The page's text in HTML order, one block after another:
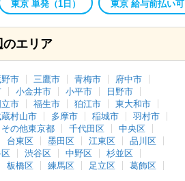
東京 単発（1日） 東京 給与前払い可
のエリア
市 三鷹市 青梅市
府中市
小金井市 小平市
日野市
立市 福生市 狛江市
東大和市
村山市 多摩市 稲城市
羽村市
その他東京都 千代田区
中央区
台東区 墨田区 江東区
品川区
渋谷区 中野区
杉並区
板橋区 練馬区 足立区
葛飾区